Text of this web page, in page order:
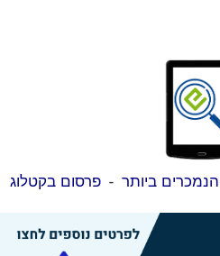
הנמכרים ביותר -פרסום בקטלוג